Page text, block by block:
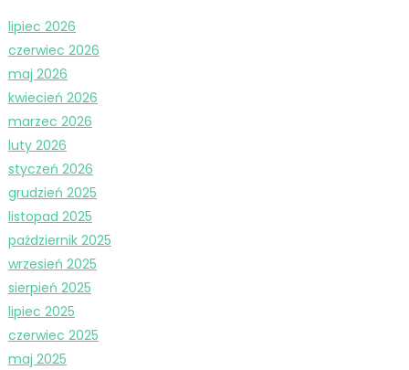
lipiec 2026
czerwiec 2026
maj 2026
kwiecień 2026
marzec 2026
luty 2026
styczeń 2026
grudzień 2025
listopad 2025
październik 2025
wrzesień 2025
sierpień 2025
lipiec 2025
czerwiec 2025
maj 2025